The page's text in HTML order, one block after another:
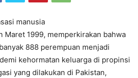
manusia
Maret 1999, memperkirakan bahwa
888 perempuan menjadi
kehormatan keluarga di propinsi
yang dilakukan di Pakistan,